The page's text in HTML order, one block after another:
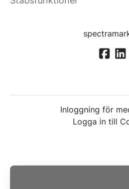
Inloggning för
Logga in till